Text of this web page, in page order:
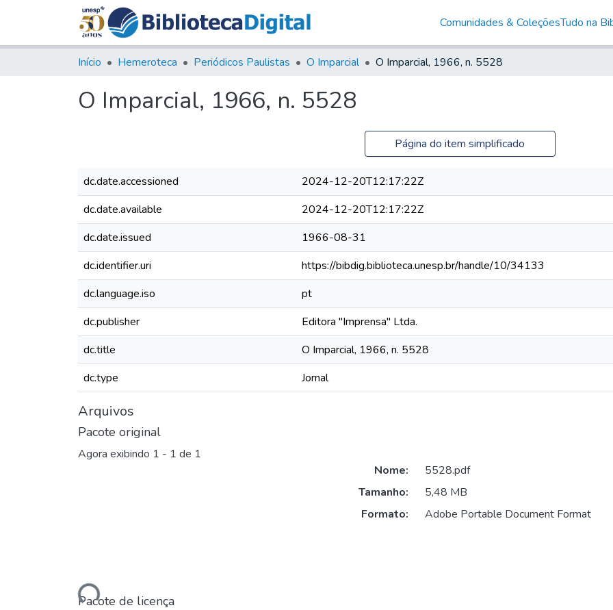
Comunidades & ColeçõesTudo na
Início Hemeroteca Periódicos Paulistas O Imparcial O Imparcial, 1966, n. 5528
O Imparcial, 1966, n. 5528
Página do item simplificado
dc.date.accessioned
2024-12-20T12:17:22Z
dc.date.available
2024-12-20T12:17:22Z
dc.date.issued
1966-08-31
dc.identifier.uri
https://bibdig.biblioteca.unesp.br/handle/10/34133
dc.language.iso
pt
dc.publisher
Editora "Imprensa" Ltda.
dc.title
O Imparcial, 1966, n. 5528
dc.type
Jornal
Arquivos
Pacote original
Agora exibindo 1 - 1 de 1
Carregando...
Nome:
5528.pdf
Tamanho:
5,48 MB
Formato:
Adobe Portable Document Format
Pacote de licença